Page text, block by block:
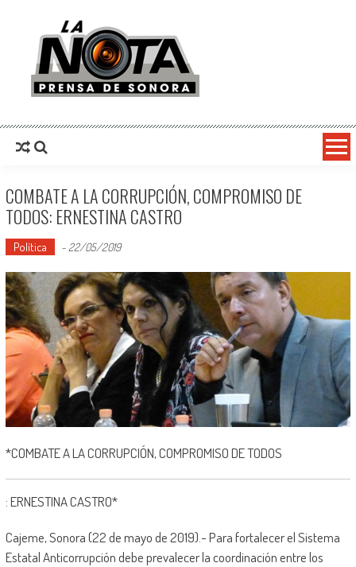
La Nota Prensa De Sonora
COMBATE A LA CORRUPCIÓN, COMPROMISO DE
TODOS: ERNESTINA CASTRO
Política - 22/05/2019
*COMBATE A LA CORRUPCIÓN, COMPROMISO DE TODOS
: ERNESTINA CASTRO*
Cajeme, Sonora (22 de mayo de 2019).- Para fortalecer el Sistema
Estatal Anticorrupción debe prevalecer la coordinación entre los